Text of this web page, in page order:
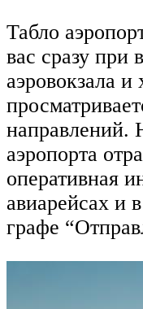
Табло
вас сразу при
аэровокзала
направлений.
аэропорта
оперативная
авиарейсах и
графе